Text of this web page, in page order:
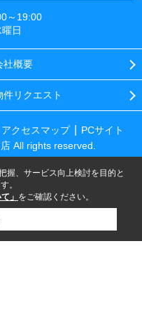
～19:00
日
社概要
件リクエスト
アクセスマップ
PCサイト
All rights reserved.
握、サービス向上検討を目的と
。
」 をご確認ください。